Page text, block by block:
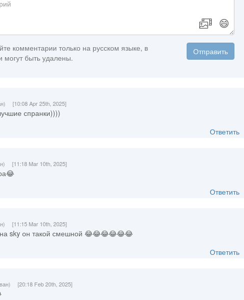
😄
Отправить
комментарии только на русском языке, в
могут быть удалены.
[10:08 Apr 25th, 2025]
спранки))))
Ответить
[11:18 Mar 10th, 2025]
Ответить
[11:15 Mar 10th, 2025]
sky он такой смешной 😂😂😂😂😂😂
Ответить
[20:18 Feb 20th, 2025]